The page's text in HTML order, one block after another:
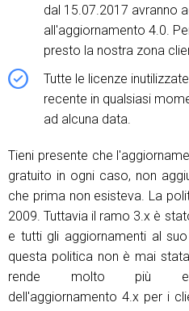
dal 15.07.2017 avranno
all'aggiornamento 4.0.
presto la nostra zona
Tutte le licenze
recente in qualsiasi
ad alcuna data.
Tieni presente che
gratuito in ogni caso, non
che prima non esisteva. La
2009. Tuttavia il ramo 3.x è
e tutti gli aggiornamenti al
questa politica non è mai
rende molto più
dell'aggiornamento 4.x per i